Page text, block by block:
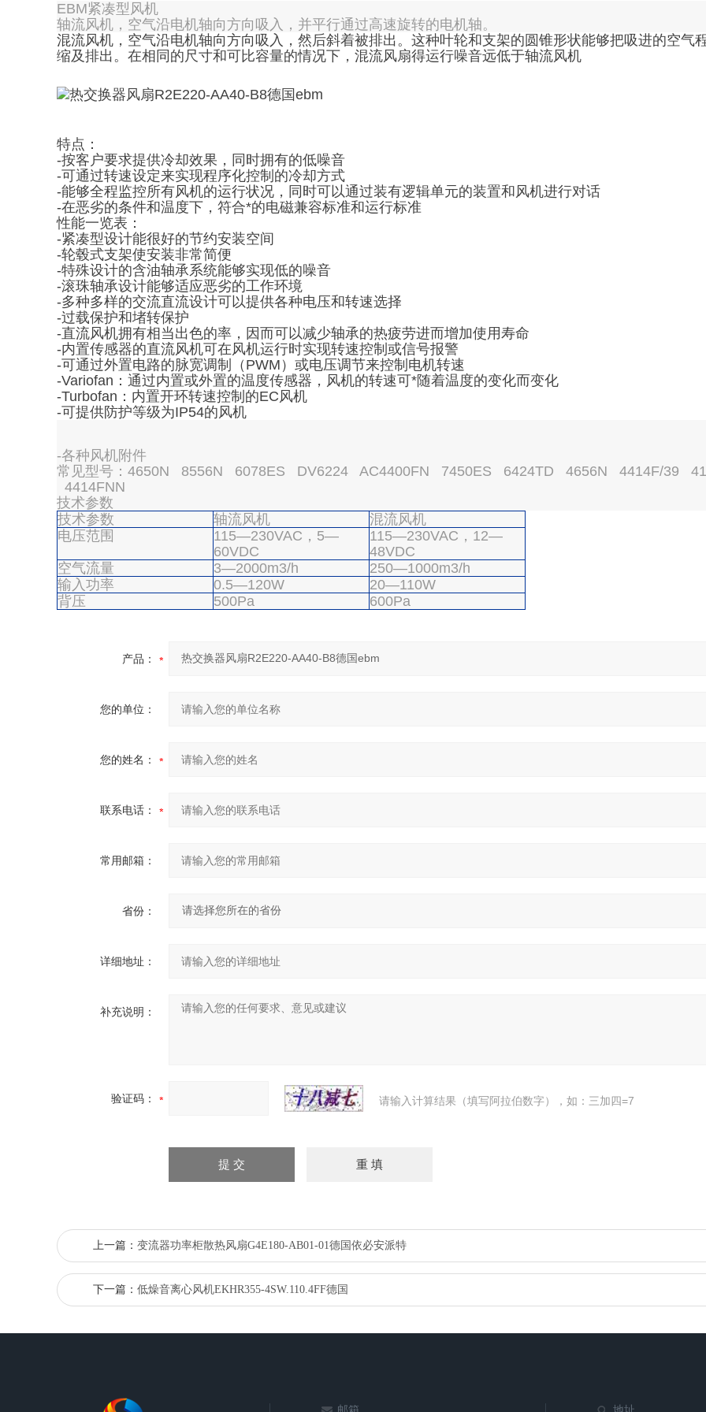
EBM紧凑型风机
轴流风机，空气沿电机轴向方向吸入，并平行通过高速旋转的电机轴。
混流风机，空气沿电机轴向方向吸入，然后斜着被排出。这种叶轮和支架的圆锥形状能够把吸进的空气
缩及排出。在相同的尺寸和可比容量的情况下，混流风扇得运行噪音远低于轴流风机
特点：
-按客户要求提供冷却效果，同时拥有的低噪音
-可通过转速设定来实现程序化控制的冷却方式
-能够全程监控所有风机的运行状况，同时可以通过装有逻辑单元的装置和风机进行对话
-在恶劣的条件和温度下，符合*的电磁兼容标准和运行标准
性能一览表：
-紧凑型设计能很好的节约安装空间
-轮毂式支架使安装非常简便
-特殊设计的含油轴承系统能够实现低的噪音
-滚珠轴承设计能够适应恶劣的工作环境
-多种多样的交流直流设计可以提供各种电压和转速选择
-过载保护和堵转保护
-直流风机拥有相当出色的率，因而可以减少轴承的热疲劳进而增加使用寿命
-内置传感器的直流风机可在风机运行时实现转速控制或信号报警
-可通过外置电路的脉宽调制（PWM）或电压调节来控制电机转速
-Variofan：通过内置或外置的温度传感器，风机的转速可*随着温度的变化而变化
-Turbofan：内置开环转速控制的EC风机
-可提供防护等级为IP54的风机
-各种风机附件
常见型号：4650N 8556N 6078ES DV6224 AC4400FN 7450ES 6424TD 4656N 4414F/39
4414FNN
技术参数
技术参数
轴流风机
混流风机
电压范围
115—230VAC，5—
60VDC
115—230VAC，12—
48VDC
空气流量
3—2000m3/h
250—1000m3/h
输入功率
0.5—120W
20—110W
背压
500Pa 600Pa
产品：
您的单位：
您的姓名：
联系电话：
常用邮箱：
省份：
详细地址：
补充说明：
验证码： 请输入计算结果（填写阿拉伯数字），如：三加四=7
上一篇： 变流器功率柜散热风扇G4E180-AB01-01德国依必安派特
下一篇： 低燥音离心风机EKHR355-4SW.110.4FF德国